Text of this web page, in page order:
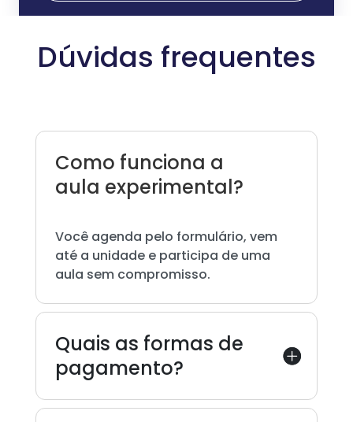
Dúvidas frequentes
Como funciona a
aula experimental?
Você agenda pelo formulário, vem
até a unidade e participa de uma
aula sem compromisso.
Quais as formas de
pagamento?